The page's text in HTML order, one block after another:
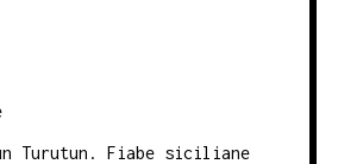
Turutun. Fiabe siciliane